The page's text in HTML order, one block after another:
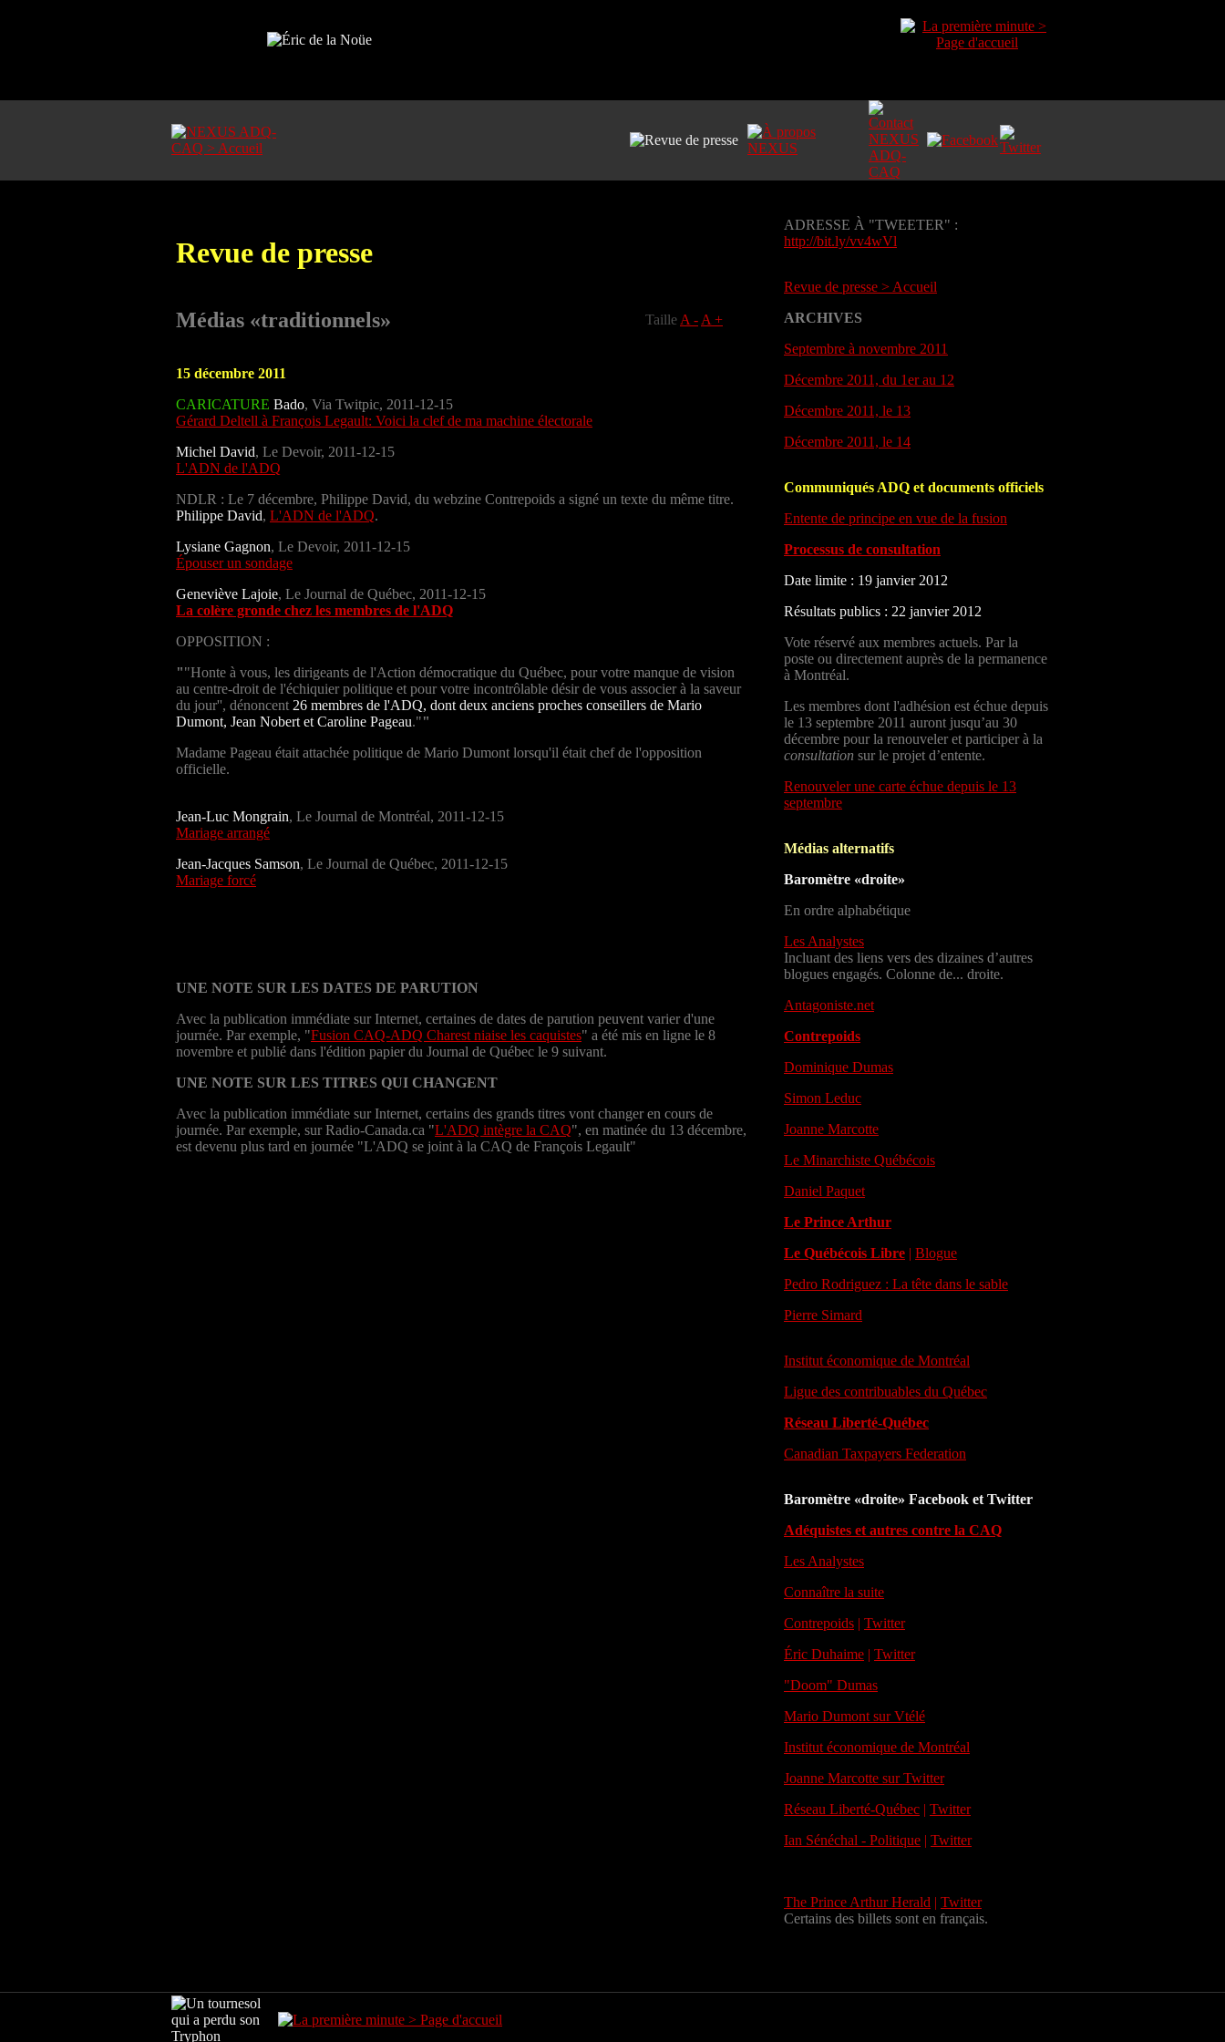
Revue de presse
Médias «traditionnels» Taille A - A +
15 décembre 2011
CARICATURE Bado, Via Twitpic, 2011-12-15
Gérard Deltell à François Legault: Voici la clef de ma machine électorale
Michel David, Le Devoir, 2011-12-15
L'ADN de l'ADQ
NDLR : Le 7 décembre, Philippe David, du webzine Contrepoids a signé un texte du même titre.
Philippe David, L'ADN de l'ADQ.
Lysiane Gagnon, Le Devoir, 2011-12-15
Épouser un sondage
Geneviève Lajoie, Le Journal de Québec, 2011-12-15
La colère gronde chez les membres de l'ADQ
OPPOSITION :
""Honte à vous, les dirigeants de l'Action démocratique du Québec, pour votre manque de vision
au centre-droit de l'échiquier politique et pour votre incontrôlable désir de vous associer à la saveur
du jour'', dénoncent 26 membres de l'ADQ, dont deux anciens proches conseillers de Mario
Dumont, Jean Nobert et Caroline Pageau.""
Madame Pageau était attachée politique de Mario Dumont lorsqu'il était chef de l'opposition
officielle.
Jean-Luc Mongrain, Le Journal de Montréal, 2011-12-15
Mariage arrangé
Jean-Jacques Samson, Le Journal de Québec, 2011-12-15
Mariage forcé
UNE NOTE SUR LES DATES DE PARUTION
Avec la publication immédiate sur Internet, certaines de dates de parution peuvent varier d'une
journée. Par exemple, "Fusion CAQ-ADQ Charest niaise les caquistes" a été mis en ligne le 8
novembre et publié dans l'édition papier du Journal de Québec le 9 suivant.
UNE NOTE SUR LES TITRES QUI CHANGENT
Avec la publication immédiate sur Internet, certains des grands titres vont changer en cours de
journée. Par exemple, sur Radio-Canada.ca "L'ADQ intègre la CAQ", en matinée du 13 décembre,
est devenu plus tard en journée "L'ADQ se joint à la CAQ de François Legault"
ADRESSE À "TWEETER" :
http://bit.ly/vv4wVl
Revue de presse > Accueil
ARCHIVES
Septembre à novembre 2011
Décembre 2011, du 1er au 12
Décembre 2011, le 13
Décembre 2011, le 14
Communiqués ADQ et documents officiels
Entente de principe en vue de la fusion
Processus de consultation
Date limite : 19 janvier 2012
Résultats publics : 22 janvier 2012
Vote réservé aux membres actuels. Par la
poste ou directement auprès de la permanence
à Montréal.
Les membres dont l'adhésion est échue depuis
le 13 septembre 2011 auront jusqu’au 30
décembre pour la renouveler et participer à la
consultation sur le projet d’entente.
Renouveler une carte échue depuis le 13
septembre
Médias alternatifs
Baromètre «droite»
En ordre alphabétique
Les Analystes
Incluant des liens vers des dizaines d’autres
blogues engagés. Colonne de... droite.
Antagoniste.net
Contrepoids
Dominique Dumas
Simon Leduc
Joanne Marcotte
Le Minarchiste Québécois
Daniel Paquet
Le Prince Arthur
Le Québécois Libre | Blogue
Pedro Rodriguez : La tête dans le sable
Pierre Simard
Institut économique de Montréal
Ligue des contribuables du Québec
Réseau Liberté-Québec
Canadian Taxpayers Federation
Baromètre «droite» Facebook et Twitter
Adéquistes et autres contre la CAQ
Les Analystes
Connaître la suite
Contrepoids | Twitter
Éric Duhaime | Twitter
"Doom" Dumas
Mario Dumont sur Vtélé
Institut économique de Montréal
Joanne Marcotte sur Twitter
Réseau Liberté-Québec | Twitter
Ian Sénéchal - Politique | Twitter
The Prince Arthur Herald | Twitter
Certains des billets sont en français.